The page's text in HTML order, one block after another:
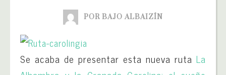
POR BAJO ALBAIZÍN
Se acaba de presentar esta nueva ruta La